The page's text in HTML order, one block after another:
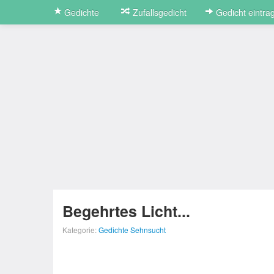
Gedichte Zufallsgedicht Gedicht
Begehrtes Licht...
Kategorie:Gedichte Sehnsucht